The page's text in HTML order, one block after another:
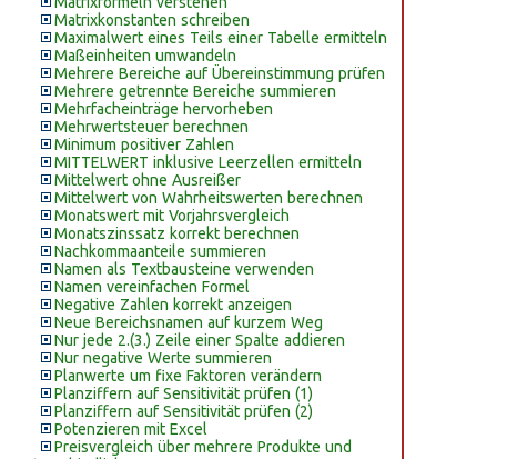
Matrixkonstanten schreiben
Maximalwert eines Teils einer Tabelle ermitteln
Maßeinheiten umwandeln
Mehrere Bereiche auf Übereinstimmung prüfen
Mehrere getrennte Bereiche summieren
Mehrfacheinträge hervorheben
Mehrwertsteuer berechnen
Minimum positiver Zahlen
MITTELWERT inklusive Leerzellen ermitteln
Mittelwert ohne Ausreißer
Mittelwert von Wahrheitswerten berechnen
Monatswert mit Vorjahrsvergleich
Monatszinssatz korrekt berechnen
Nachkommaanteile summieren
Namen als Textbausteine verwenden
Namen vereinfachen Formel
Negative Zahlen korrekt anzeigen
Neue Bereichsnamen auf kurzem Weg
Nur jede 2.(3.) Zeile einer Spalte addieren
Nur negative Werte summieren
Planwerte um fixe Faktoren verändern
Planziffern auf Sensitivität prüfen (1)
Planziffern auf Sensitivität prüfen (2)
Potenzieren mit Excel
Preisvergleich über mehrere Produkte und